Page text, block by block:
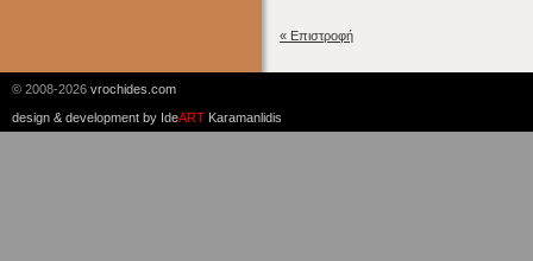
« Επιστροφή
© 2008-2026 vrochides.com
design & development by IdeART Karamanlidis